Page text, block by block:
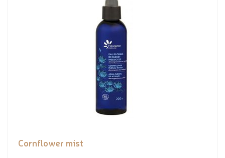
Cornflower mist